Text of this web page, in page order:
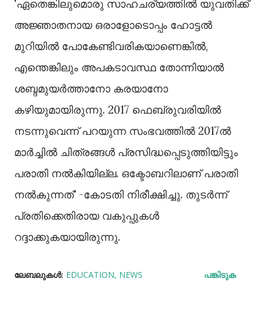
'ഏതെങ്കിലുമൊരു സാഹചര്യത്തില്‍ യുവതിക്ക്
അജ്ഞാതനായ ഒരാളോടൊപ്പം ഹോട്ടല്‍
മുറിയില്‍ പോകേണ്ടിവരികയാണെങ്കില്‍,
എന്തെങ്കിലും അപകടാവസ്ഥ തോന്നിയാല്‍
ശബ്ദമുയർത്താനോ കരയാനോ
കഴിയുമായിരുന്നു. 2017 ഫെബ്രുവരിയില്‍
നടന്നുവെന്ന് പറയുന്ന സംഭവത്തില്‍ 2017ല്‍
മാർച്ചില്‍ ചിത്രങ്ങള്‍ പ്രസിദ്ധപ്പെടുത്തിയിട്ടും
പരാതി നല്‍കിയില്ല. ഒക്ടോബറിലാണ് പരാതി
നല്‍കുന്നത്' -കോടതി നിരീക്ഷിച്ചു. തുടർന്ന്
പ്രതിക്കെതിരായ വകുപ്പുകള്‍
റദ്ദാക്കുകയായിരുന്നു.
ലേബലുകള്‍: EDUCATION NEWS പങ്കിടുക